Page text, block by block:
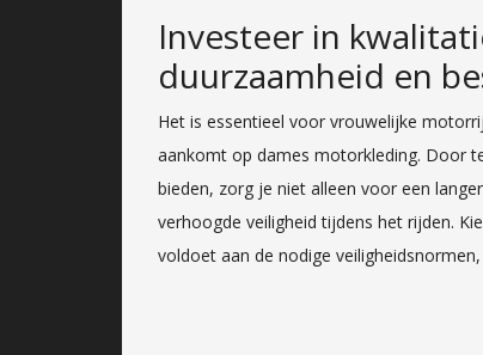
Investeer in
duurzaamheid en
Het is essentieel voor vrouwelijke
aankomt op dames motorkleding. Door
bieden, zorg je niet alleen voor een
verhoogde veiligheid tijdens het rijden.
voldoet aan de nodige